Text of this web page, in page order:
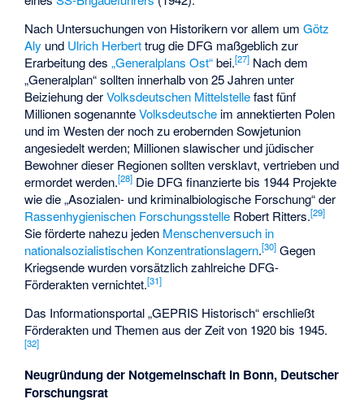
Nach Untersuchungen von Historikern vor allem umGötz
Aly und Ulrich Herberttrug die DFG maßgeblich zur
Erarbeitung des„Generalplans Ost“bei.[27] Nach dem
„Generalplan“ sollten innerhalb von 25 Jahren unter
Beiziehung derVolksdeutschen Mittelstellefast fünf
Millionen sogenannteVolksdeutsche im annektierten Polen
und im Westen der noch zu erobernden Sowjetunion
angesiedelt werden; Millionen slawischer und jüdischer
Bewohner dieser Regionen sollten versklavt, vertrieben und
ermordet werden.[28] Die DFG finanzierte bis 1944 Projekte
wie die „Asozialen- und kriminalbiologische Forschung“ der
Rassenhygienischen Forschungsstelle Robert Ritters.[29]
Sie förderte nahezu jeden Menschenversuch in
nationalsozialistischen Konzentrationslagern.[30] Gegen
Kriegsende wurden vorsätzlich zahlreiche DFG-
Förderakten vernichtet.[31]
Das Informationsportal „GEPRIS Historisch“ erschließt
Förderakten und Themen aus der Zeit von 1920 bis 1945.
[32]
Neugründung der Notgemeinschaft in Bonn, Deutscher
Forschungsrat